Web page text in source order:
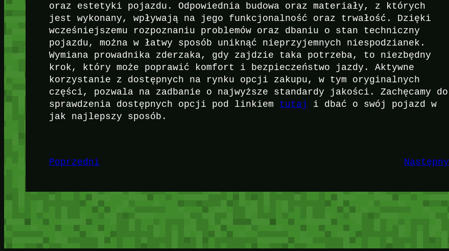
oraz estetyki pojazdu. Odpowiednia budowa oraz materiały, z których
jest wykonany, wpływają na jego funkcjonalność oraz trwałość. Dzięki
wcześniejszemu rozpoznaniu problemów oraz dbaniu o stan techniczny
pojazdu, można w łatwy sposób uniknąć nieprzyjemnych niespodzianek.
Wymiana prowadnika zderzaka, gdy zajdzie taka potrzeba, to niezbędny
krok, który może poprawić komfort i bezpieczeństwo jazdy. Aktywne
korzystanie z dostępnych na rynku opcji zakupu, w tym oryginalnych
części, pozwala na zadbanie o najwyższe standardy jakości. Zachęcamy do
sprawdzenia dostępnych opcji pod linkiem tutaj
i dbać o swój pojazd w
jak najlepszy sposób.
Poprzedni Następny